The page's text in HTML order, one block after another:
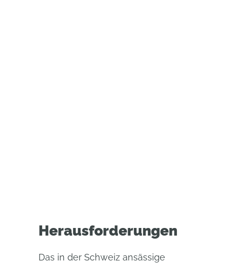
Herausforderungen
Das in der Schweiz ansässige